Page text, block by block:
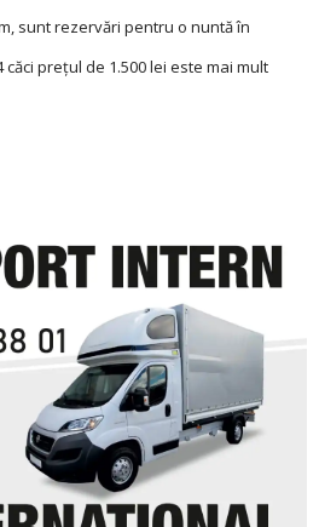
sunt rezervări pen­tru o nuntă în
preţul de 1.500 lei este mai mult